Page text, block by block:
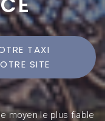
TAXI
SITE
moyen le plus fiable